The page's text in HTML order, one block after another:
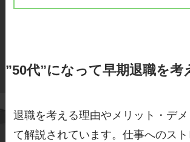
”50代”になって早期退職を考
退職を考える理由やメリット・デ
て解説されています。仕事へのス